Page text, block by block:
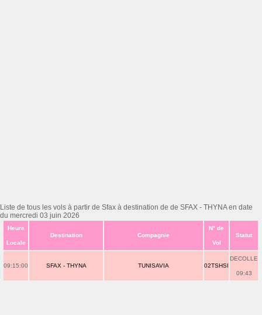
Liste de tous les vols à partir de Sfax à destination de de SFAX - THYNA en date
du mercredi 03 juin 2026
Heure
Locale
Destination Compagnie
N° de
Vol
Statut
09:15:00 SFAX - THYNA TUNISAVIA 02TSHSI
DECOLLE
09:43